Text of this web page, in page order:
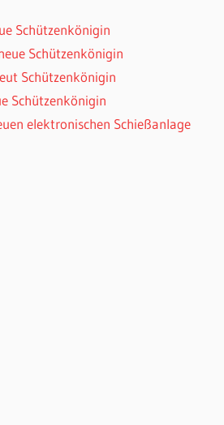
Schützenkönigin
Schützenkönigin
Schützenkönigin
Schützenkönigin
elektronischen Schießanlage